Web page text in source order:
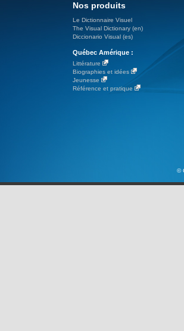
Nos produits
Le Dictionnaire Visuel
The Visual Dictionary (en)
Diccionario Visual (es)
Québec Amérique :
Littérature
Biographies et idées
Jeunesse
Référence et pratique
©